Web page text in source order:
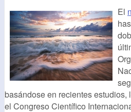
El
basándose en recientes estudios,
el Congreso Científico